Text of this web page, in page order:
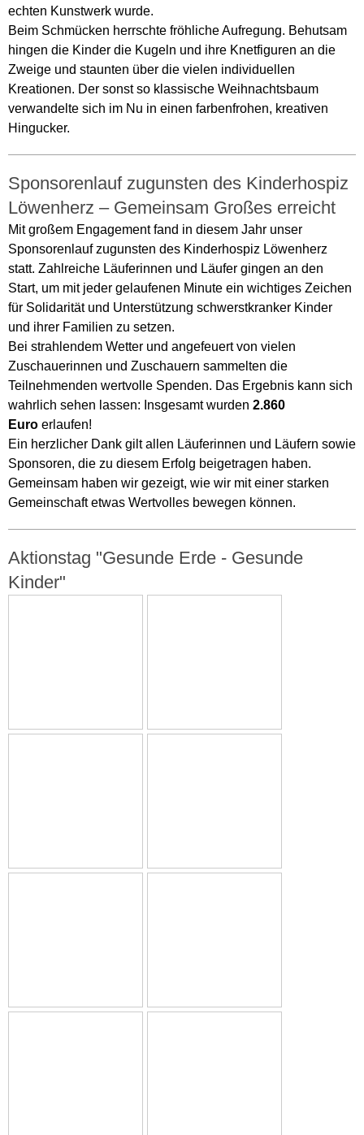
echten Kunstwerk wurde.
Beim Schmücken herrschte fröhliche Aufregung. Behutsam
hingen die Kinder die Kugeln und ihre Knetfiguren an die
Zweige und staunten über die vielen individuellen
Kreationen. Der sonst so klassische Weihnachtsbaum
verwandelte sich im Nu in einen farbenfrohen, kreativen
Hingucker.
Sponsorenlauf zugunsten des Kinderhospiz
Löwenherz – Gemeinsam Großes erreicht
Mit großem Engagement fand in diesem Jahr unser
Sponsorenlauf zugunsten des Kinderhospiz Löwenherz
statt. Zahlreiche Läuferinnen und Läufer gingen an den
Start, um mit jeder gelaufenen Minute ein wichtiges Zeichen
für Solidarität und Unterstützung schwerstkranker Kinder
und ihrer Familien zu setzen.
Bei strahlendem Wetter und angefeuert von vielen
Zuschauerinnen und Zuschauern sammelten die
Teilnehmenden wertvolle Spenden. Das Ergebnis kann sich
wahrlich sehen lassen: Insgesamt wurden 2.860
Euro erlaufen!
Ein herzlicher Dank gilt allen Läuferinnen und Läufern sowie
Sponsoren, die zu diesem Erfolg beigetragen haben.
Gemeinsam haben wir gezeigt, wie wir mit einer starken
Gemeinschaft etwas Wertvolles bewegen können.
Aktionstag "Gesunde Erde - Gesunde
Kinder"